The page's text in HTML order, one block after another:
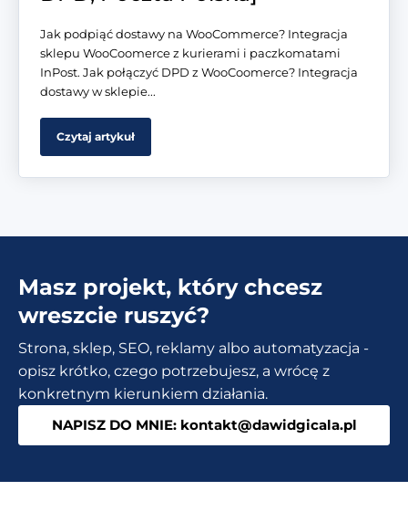
Jak podpiąć dostawy na WooCommerce? Integracja
sklepu WooCoomerce z kurierami i paczkomatami
InPost. Jak połączyć DPD z WooCoomerce? Integracja
dostawy w sklepie...
Czytaj artykuł
Masz projekt, który chcesz
wreszcie ruszyć?
Strona, sklep, SEO, reklamy albo automatyzacja -
opisz krótko, czego potrzebujesz, a wrócę z
konkretnym kierunkiem działania.
NAPISZ DO MNIE: kontakt@dawidgicala.pl